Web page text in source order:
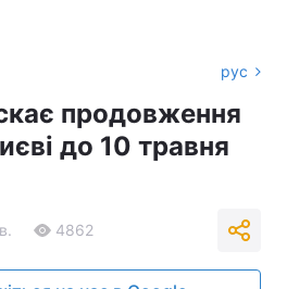
рус
продовження
до 10 травня
4862